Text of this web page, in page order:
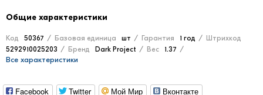
Общие характеристики
Код 50367 Базовая единица шт Гарантия 1 год
Штрихкод
5292910025203
Бренд Dark Project Вес 1.37
Все характеристики
Facebook Twitter Мой Мир
Вконтакте